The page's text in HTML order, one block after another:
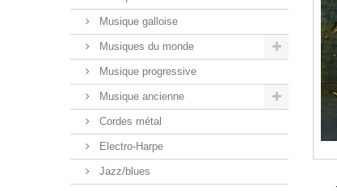
Musique galloise
Musiques du monde
Musique progressive
Musique ancienne
Cordes métal
Electro-Harpe
Jazz/blues